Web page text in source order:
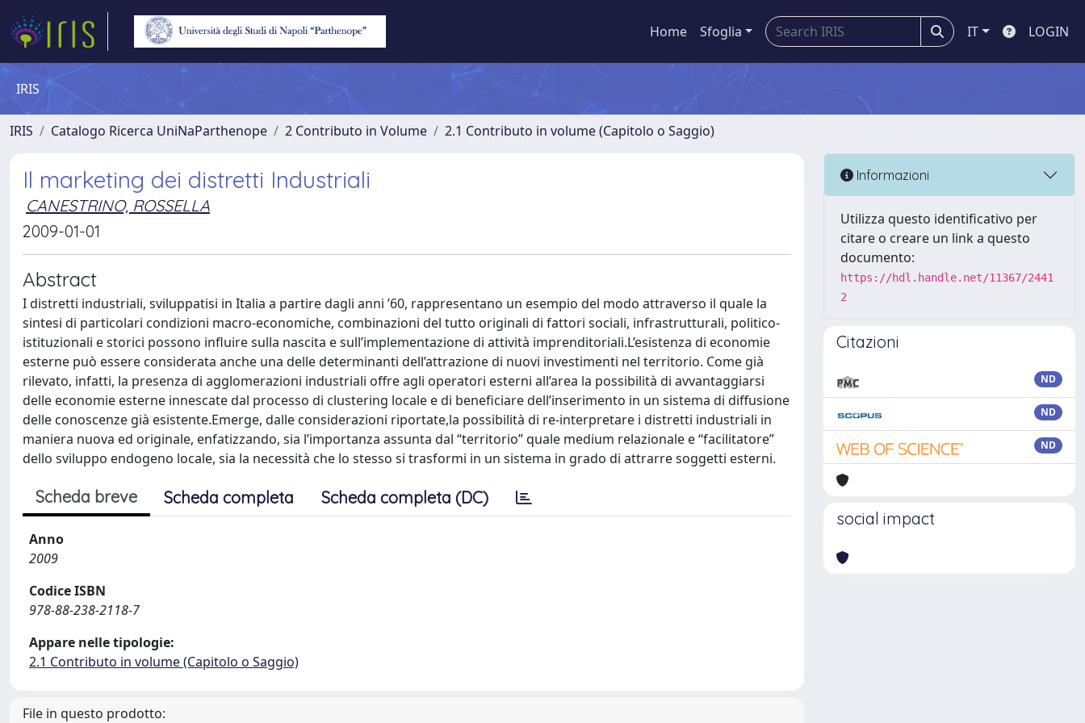
Home Sfoglia IT LOGIN
IRIS
IRIS Catalogo Ricerca UniNaParthenope 2 Contributo in Volume 2.1 Contributo in volume (Capitolo o Saggio)
Il marketing dei distretti Industriali
CANESTRINO, ROSSELLA
2009-01-01
Abstract
I distretti industriali, sviluppatisi in Italia a partire dagli anni ’60, rappresentano un esempio del modo attraverso il quale la
sintesi di particolari condizioni macro-economiche, combinazioni del tutto originali di fattori sociali, infrastrutturali, politico-
istituzionali e storici possono influire sulla nascita e sull’implementazione di attività imprenditoriali.L’esistenza di economie
esterne può essere considerata anche una delle determinanti dell’attrazione di nuovi investimenti nel territorio. Come già
rilevato, infatti, la presenza di agglomerazioni industriali offre agli operatori esterni all’area la possibilità di avvantaggiarsi
delle economie esterne innescate dal processo di clustering locale e di beneficiare dell’inserimento in un sistema di diffusione
delle conoscenze già esistente.Emerge, dalle considerazioni riportate,la possibilità di re-interpretare i distretti industriali in
maniera nuova ed originale, enfatizzando, sia l’importanza assunta dal “territorio” quale medium relazionale e “facilitatore”
dello sviluppo endogeno locale, sia la necessità che lo stesso si trasformi in un sistema in grado di attrarre soggetti esterni.
Scheda breve Scheda completa Scheda completa (DC)
Anno
2009
Codice ISBN
978-88-238-2118-7
Appare nelle tipologie:
2.1 Contributo in volume (Capitolo o Saggio)
File in questo prodotto:
Informazioni
Utilizza questo identificativo per
citare o creare un link a questo
documento:
https://hdl.handle.net/11367/2441
2
Citazioni
ND
ND
ND
social impact